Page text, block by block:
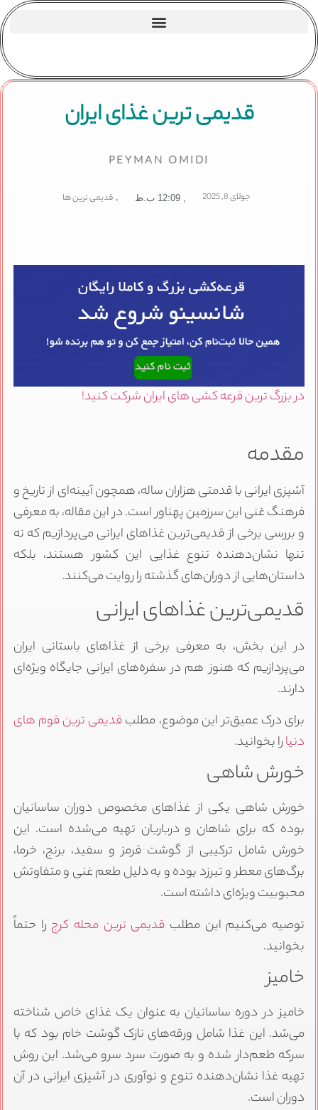
قدیمی ترین غذای ایران
PEYMAN OMIDI
جولای 8, 2025 12:09 ب.ظ , قدیمی ترین ها
در بزرگ ترین قرعه کشی های ایران شرکت کنید!
مقدمه
آشپزی ایرانی با قدمتی هزاران ساله، همچون آیینه‌ای از تاریخ و
فرهنگ غنی این سرزمین پهناور است. در این مقاله، به معرفی
و بررسی برخی از قدیمی‌ترین غذاهای ایرانی می‌پردازیم که نه
تنها نشان‌دهنده تنوع غذایی این کشور هستند، بلکه
داستان‌هایی از دوران‌های گذشته را روایت می‌کنند.
قدیمی‌ترین غذاهای ایرانی
در این بخش، به معرفی برخی از غذاهای باستانی ایران
می‌پردازیم که هنوز هم در سفره‌های ایرانی جایگاه ویژه‌ای
دارند.
برای درک عمیق‌تر این موضوع، مطلبقدیمی ترین قوم های
دنیارا بخوانید.
خورش شاهی
خورش شاهی یکی از غذاهای مخصوص دوران ساسانیان
بوده که برای شاهان و درباریان تهیه می‌شده است. این
خورش شامل ترکیبی از گوشت قرمز و سفید، برنج، خرما،
برگ‌های معطر و تبرزد بوده و به دلیل طعم غنی و متفاوتش
محبوبیت ویژه‌ای داشته است.
توصیه می‌کنیم این مطلب قدیمی ترین محله کرجرا حتماً
بخوانید.
خامیز
خامیز در دوره ساسانیان به عنوان یک غذای خاص شناخته
می‌شد. این غذا شامل ورقه‌های نازک گوشت خام بود که با
سرکه طعم‌دار شده و به صورت سرد سرو می‌شد. این روش
تهیه غذا نشان‌دهنده تنوع و نوآوری در آشپزی ایرانی در آن
دوران است.